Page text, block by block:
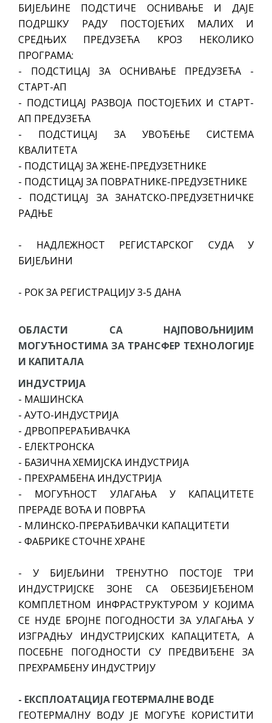
БИЈЕЉИНЕ ПОДСТИЧЕ ОСНИВАЊЕ И ДАЈЕ
ПОДРШКУ РАДУ ПОСТОЈЕЋИХ МАЛИХ И
СРЕДЊИХ ПРЕДУЗЕЋА КРОЗ НЕКОЛИКО
ПРОГРАМА:
- ПОДСТИЦАЈ ЗА ОСНИВАЊЕ ПРЕДУЗЕЋА -
СТАРТ-АП
- ПОДСТИЦАЈ РАЗВОЈА ПОСТОЈЕЋИХ И СТАРТ-
АП ПРЕДУЗЕЋА
- ПОДСТИЦАЈ ЗА УВОЂЕЊЕ СИСТЕМА
КВАЛИТЕТА
- ПОДСТИЦАЈ ЗА ЖЕНЕ-ПРЕДУЗЕТНИКЕ
- ПОДСТИЦАЈ ЗА ПОВРАТНИКЕ-ПРЕДУЗЕТНИКЕ
- ПОДСТИЦАЈ ЗА ЗАНАТСКО-ПРЕДУЗЕТНИЧКЕ
РАДЊЕ
- НАДЛЕЖНОСТ РЕГИСТАРСКОГ СУДА У
БИЈЕЉИНИ
- РОК ЗА РЕГИСТРАЦИЈУ 3-5 ДАНА
ОБЛАСТИ СА НАЈПОВОЉНИЈИМ
МОГУЋНОСТИМА ЗА ТРАНСФЕР ТЕХНОЛОГИЈЕ
И КАПИТАЛА
ИНДУСТРИЈА
- МАШИНСКА
- АУТО-ИНДУСТРИЈА
- ДРВОПРЕРАЂИВАЧКА
- ЕЛЕКТРОНСКА
- БАЗИЧНА ХЕМИЈСКА ИНДУСТРИЈА
- ПРЕХРАМБЕНА ИНДУСТРИЈА
- МОГУЋНОСТ УЛАГАЊА У КАПАЦИТЕТЕ
ПРЕРАДЕ ВОЋА И ПОВРЋА
- МЛИНСКО-ПРЕРАЂИВАЧКИ КАПАЦИТЕТИ
- ФАБРИКЕ СТОЧНЕ ХРАНЕ
- У БИЈЕЉИНИ ТРЕНУТНО ПОСТОЈЕ ТРИ
ИНДУСТРИЈСКЕ ЗОНЕ СА ОБЕЗБИЈЕЂЕНОМ
КОМПЛЕТНОМ ИНФРАСТРУКТУРОМ У КОЈИМА
СЕ НУДЕ БРОЈНЕ ПОГОДНОСТИ ЗА УЛАГАЊА У
ИЗГРАДЊУ ИНДУСТРИЈСКИХ КАПАЦИТЕТА, А
ПОСЕБНЕ ПОГОДНОСТИ СУ ПРЕДВИЂЕНЕ ЗА
ПРЕХРАМБЕНУ ИНДУСТРИЈУ
- ЕКСПЛОАТАЦИЈА ГЕОТЕРМАЛНЕ ВОДЕ
ГЕОТЕРМАЛНУ ВОДУ ЈЕ МОГУЋЕ КОРИСТИТИ